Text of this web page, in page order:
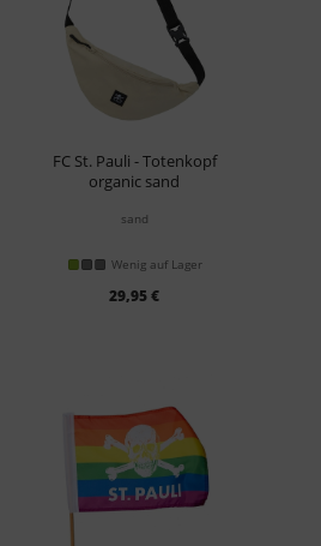
FC St. Pauli - Totenkopf
organic sand
sand
Wenig auf Lager
29,95 €